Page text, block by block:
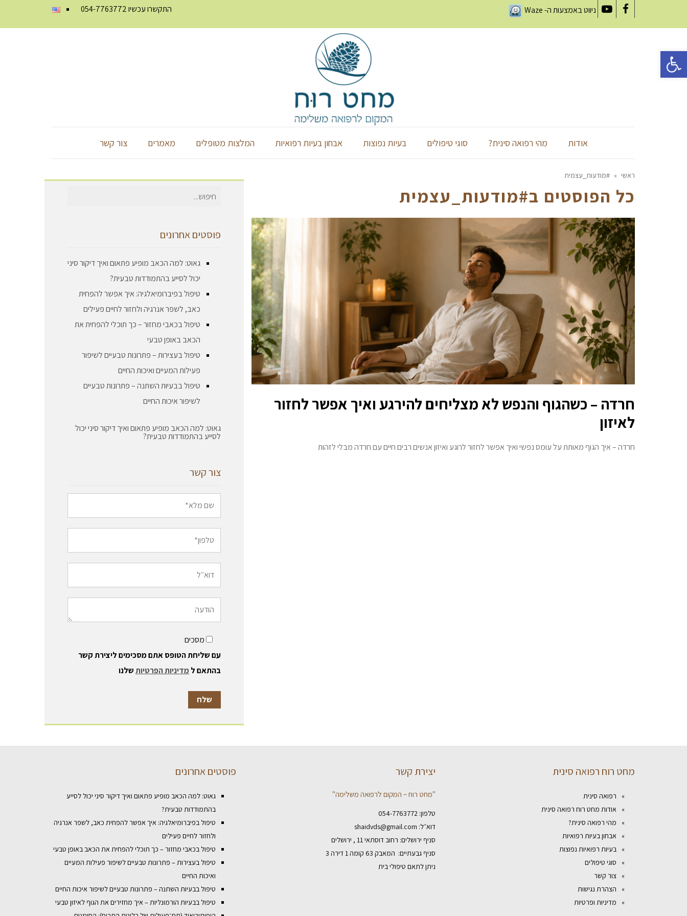
Facebook
YouTube
ניווט באמצעות ה-Waze התקשרו עכשיו054-7763772
אודות מהי רפואה סינית? סוגי טיפולים בעיות נפוצות אבחון בעיות רפואיות המלצות מטופלים מאמרים צור קשר
ראשי » #מודעות_עצמית
כל הפוסטים ב#מודעות_עצמית
חרדה – כשהגוף והנפש לא מצליחים להירגע ואיך אפשר לחזור
לאיזון
חרדה – איך הגוף מאותת על עומס נפשי ואיך אפשר לחזור לרוגע ואיזון אנשים רבים חיים עם חרדה מבלי לזהות
חיפוש
פוסטים אחרונים
גאוט: למה הכאב מופיע פתאום ואיך דיקור סיני
יכול לסייע בהתמודדות טבעית?
טיפול בפיברומיאלגיה: איך אפשר להפחית
כאב, לשפר אנרגיה ולחזור לחיים פעילים
טיפול בכאבי מחזור – כך תוכלי להפחית את
הכאב באופן טבעי
טיפול בעצירות – פתרונות טבעיים לשיפור
פעילות המעיים ואיכות החיים
טיפול בבעיות השתנה – פתרונות טבעיים
לשיפור איכות החיים
גאוט: למה הכאב מופיע פתאום ואיך דיקור סיני יכול
לסייע בהתמודדות טבעית?
צור קשר
מסכים
עם שליחת הטופס אתם מסכימים ליצירת קשר
בהתאם ל מדיניות הפרטיותשלנו
מחט רוח רפואה סינית
רפואה סינית
אודות מחט רוח רפואה סינית
מהי רפואה סינית?
אבחון בעיות רפואיות
בעיות רפואיות נפוצות
סוגי טיפולים
צור קשר
הצהרת נגישות
מדיניות ופרטיות
יצירת קשר
"מחט רוח – המקום לרפואה משלימה"
טלפון: 054-7763772
דוא״ל: shaidvds@gmail.com
סניף ירושלים: רחוב דוסתאי 11 , ירושלים
סניף גבעתיים: המאבק 63 קומה 1 דירה 3
ניתן לתאם טיפולי בית
פוסטים אחרונים
גאוט: למה הכאב מופיע פתאום ואיך דיקור סיני יכול לסייע
בהתמודדות טבעית?
טיפול בפיברומיאלגיה: איך אפשר להפחית כאב, לשפר אנרגיה
ולחזור לחיים פעילים
טיפול בכאבי מחזור – כך תוכלי להפחית את הכאב באופן טבעי
טיפול בעצירות – פתרונות טבעיים לשיפור פעילות המעיים
ואיכות החיים
טיפול בבעיות השתנה – פתרונות טבעיים לשיפור איכות החיים
טיפול בבעיות הורמונליות – איך מחזירים את הגוף לאיזון טבעי
פתח סרגל נגישות